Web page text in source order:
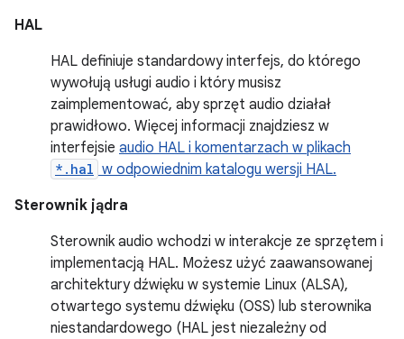
HAL
HAL definiuje standardowy interfejs, do którego
wywołują usługi audio i który musisz
zaimplementować, aby sprzęt audio działał
prawidłowo. Więcej informacji znajdziesz w
interfejsie audio HAL i komentarzach w plikach
*.hal w odpowiednim katalogu wersji HAL.
Sterownik jądra
Sterownik audio wchodzi w interakcje ze sprzętem i
implementacją HAL. Możesz użyć zaawansowanej
architektury dźwięku w systemie Linux (ALSA),
otwartego systemu dźwięku (OSS) lub sterownika
niestandardowego (HAL jest niezależny od